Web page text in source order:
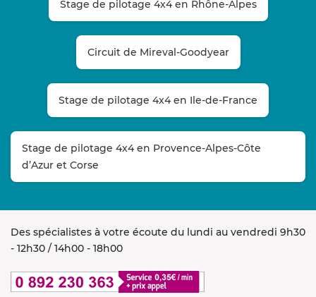
Stage de pilotage 4x4 en Rhône-Alpes
Circuit de Mireval-Goodyear
Stage de pilotage 4x4 en Ile-de-France
Stage de pilotage 4x4 en Provence-Alpes-Côte
d’Azur et Corse
Des spécialistes à votre écoute du lundi au vendredi 9h30
- 12h30 / 14h00 - 18h00